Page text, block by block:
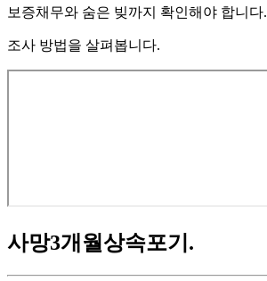
보증채무와 숨은 빚까지 확인해야 합니다.
조사 방법을 살펴봅니다.
사망3개월상속포기 .